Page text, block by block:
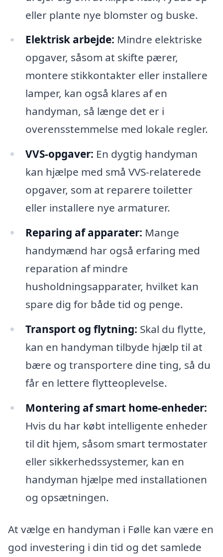
eller plante nye blomster og buske.
Elektrisk arbejde: Mindre elektriske
opgaver, såsom at skifte pærer,
montere stikkontakter eller installere
lamper, kan også klares af en
handyman, så længe det er i
overensstemmelse med lokale regler.
VVS-opgaver: En dygtig handyman
kan hjælpe med små VVS-relaterede
opgaver, som at reparere toiletter
eller installere nye armaturer.
Reparing af apparater: Mange
handymænd har også erfaring med
reparation af mindre
husholdningsapparater, hvilket kan
spare dig for både tid og penge.
Transport og flytning: Skal du flytte,
kan en handyman tilbyde hjælp til at
bære og transportere dine ting, så du
får en lettere flytteoplevelse.
Montering af smart home-enheder:
Hvis du har købt intelligente enheder
til dit hjem, såsom smart termostater
eller sikkerhedssystemer, kan en
handyman hjælpe med installationen
og opsætningen.
At vælge en handyman i Følle kan være en
god investering i din tid og det samlede